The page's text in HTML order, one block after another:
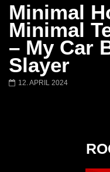
03:28
Ricardo Villalobos @
Montreal (June 2017)
Minimal
Minimal
– My Car
Slayer
12. APRIL 2024